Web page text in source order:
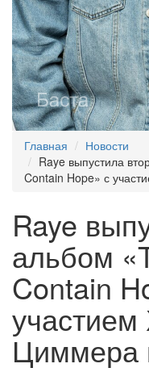
Главная
Новости
Raye выпустила
Contain Hope» с
Raye
альбом
Contain
Циммера